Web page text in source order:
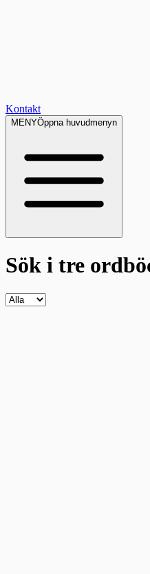
Kontakt
MENYÖppna huvudmenyn
Sök i tre